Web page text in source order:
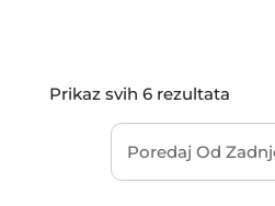
Prikaz svih 6 rezultataSorted
latest